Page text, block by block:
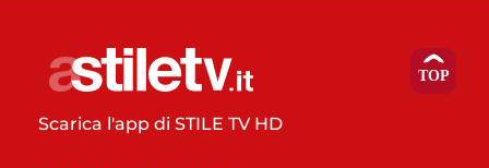
Scarica l'app di STILE TV HD